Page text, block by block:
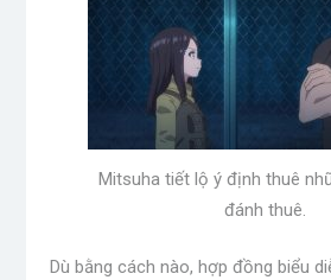
Mitsuha tiết lộ ý định thuê
đánh thuê.
Dù bằng cách nào, hợp đồng biểu